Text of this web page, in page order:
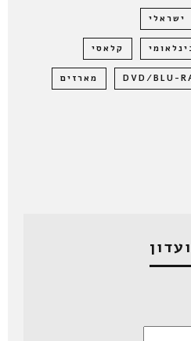
ישראלי
קלאסי
DVD/BLU- מארזים